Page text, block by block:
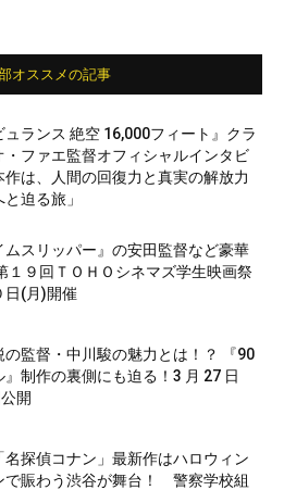
オススメの記事
ュランス 絶空 16,000フィート』クラ
・ファエ監督オフィシャルインタビ
作は、人間の回復力と真実の解放力
迫る旅」
ムスリッパー』の安田監督など豪華
１９回ＴＯＨＯシネマズ学生映画祭
日(月)開催
の監督・中川駿の魅力とは！？ 『90
』制作の裏側にも迫る！3 月 27 日
開
名探偵コナン」最新作はハロウィン
で賑わう渋谷が舞台！ 警察学校組